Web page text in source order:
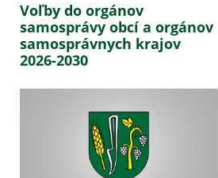
Voľby do orgánov
samosprávy obcí a orgánov
samosprávnych krajov
2026-2030